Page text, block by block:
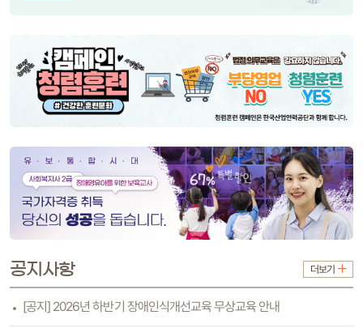
공지사항 더보기
[공지] 2026년 하반기 장애인식개선교육 무상교육 안내